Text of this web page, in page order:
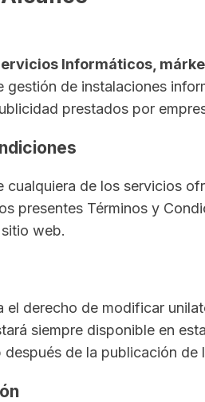
Informáticos,
de instalaciones
prestados por
de los servicios
presentes Términos y
web.
el derecho de modificar
siempre disponible en
de la publicación de